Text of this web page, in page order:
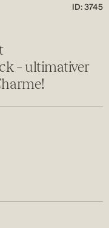
ID: 3745
– ultimativer